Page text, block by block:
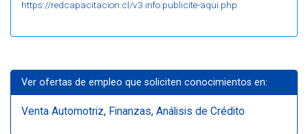
https://redcapacitacion.cl/v3.info.publicite-aqui.php
Ver ofertas de empleo que soliciten conocimientos en:
Venta Automotriz, Finanzas, Análisis de Crédito